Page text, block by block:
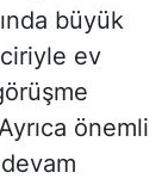
büyük
ev
önemli